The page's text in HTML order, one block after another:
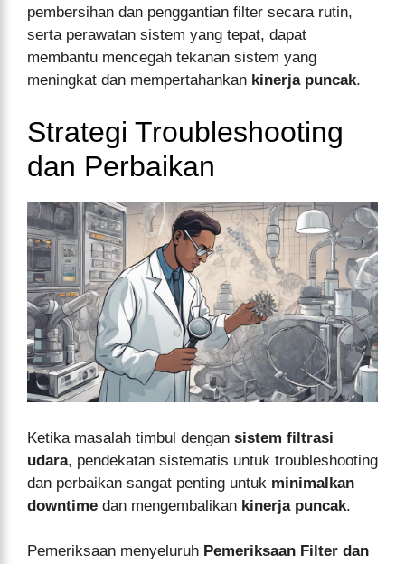
pembersihan dan penggantian filter secara rutin,
serta perawatan sistem yang tepat, dapat
membantu mencegah tekanan sistem yang
meningkat dan mempertahankan kinerja puncak.
Strategi Troubleshooting
dan Perbaikan
Ketika masalah timbul dengan sistem filtrasi
udara, pendekatan sistematis untuk troubleshooting
dan perbaikan sangat penting untuk minimalkan
downtime dan mengembalikan kinerja puncak.
Pemeriksaan menyeluruh Pemeriksaan Filter dan